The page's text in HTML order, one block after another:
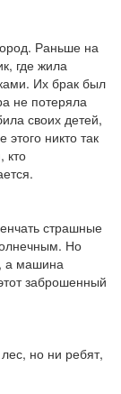
Раньше на
где жила
Их брак был
не потеряла
своих детей,
никто так
кто
страшные
Но
а машина
заброшенный
но ни ребят,